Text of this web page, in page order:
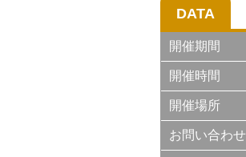
DATA
開催期間
開催時間
開催場所
お問い合わせ